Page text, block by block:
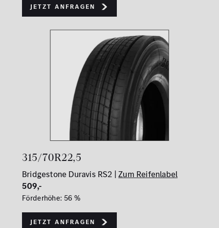
Jetzt Anfragen
315/70R22,5
Bridgestone Duravis RS2 |Zum Reifenlabel
509,-
Förderhöhe: 56 %
Jetzt Anfragen